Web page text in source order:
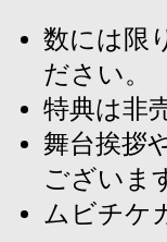
数には限
ださい。
特典は非
舞台挨拶
ございま
ムビチケ